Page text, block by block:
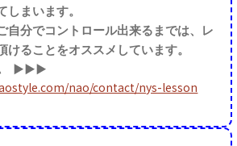
しまいます。
自分でコントロール出来るまでは、 レ
けることをオススメしています。
▶▶▶
nao/contact/nys-lesson